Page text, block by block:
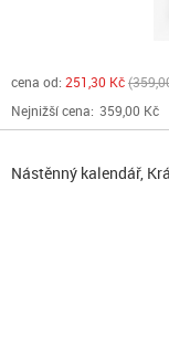
cena od: 251,30 Kč
Nejnižší cena: 359,00 Kč
Nástěnný kalendář,